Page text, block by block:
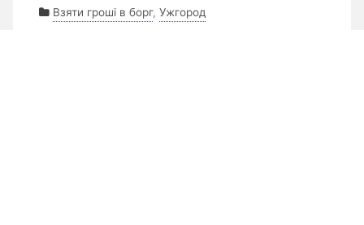
Взяти гроші в борг, Ужгород